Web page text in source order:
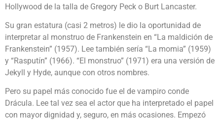
Hollywood de la talla de Gregory Peck o Burt Lancaster.
Su gran estatura (casi 2 metros) le dio la oportunidad de
interpretar al monstruo de Frankenstein en “La maldición de
Frankenstein” (1957). Lee también sería “La momia” (1959)
y “Rasputín” (1966). “El monstruo” (1971) era una versión de
Jekyll y Hyde, aunque con otros nombres.
Pero su papel más conocido fue el de vampiro conde
Drácula. Lee tal vez sea el actor que ha interpretado el papel
con mayor dignidad y, seguro, en más ocasiones. Empezó